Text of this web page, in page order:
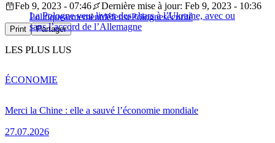
La Pologne veut livrer des chars à l’Ukraine, avec ou
sans l’accord de l’Allemagne
Feb 9, 2023 - 07:46
Dernière mise à jour: Feb 9, 2023 - 10:36
PolitiquearmementdéfensePolognesécurité
Print Partager
LES PLUS LUS
Merci la Chine : elle a sauvé l’économie mondiale
27.07.2026
ÉCONOMIE